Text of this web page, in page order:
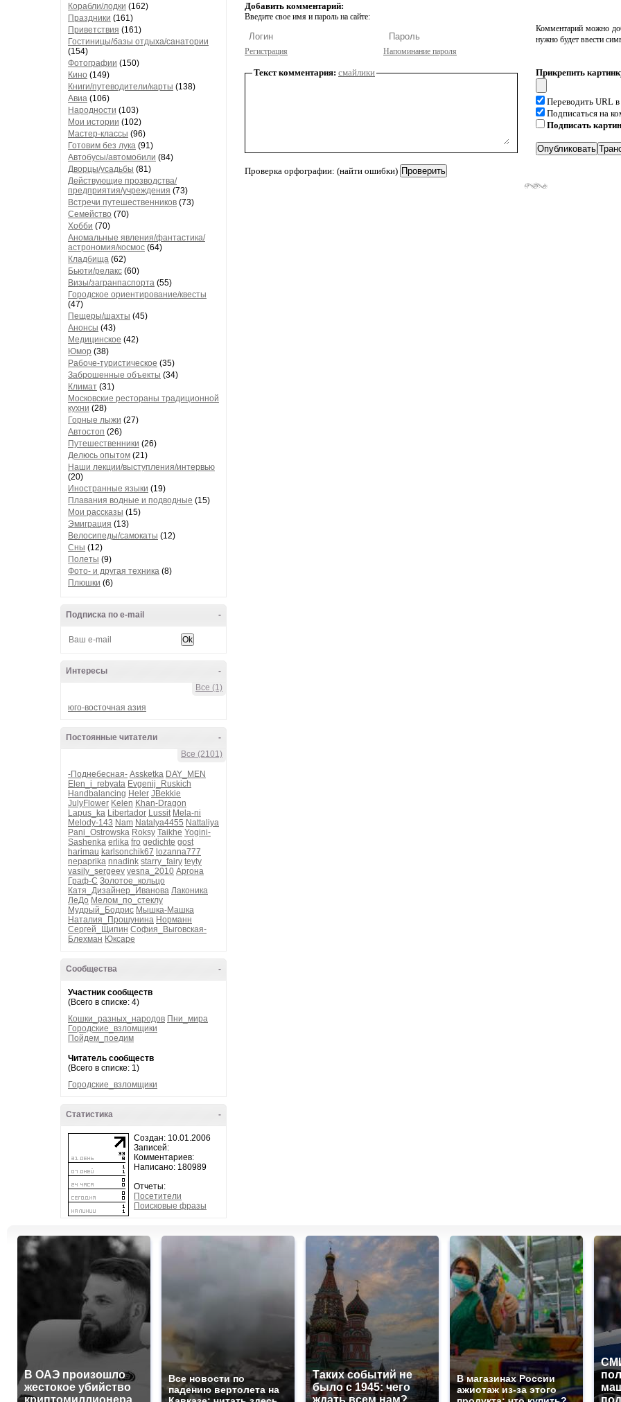
Корабли/лодки (162)
Праздники (161)
Приветствия (161)
Гостиницы/базы отдыха/санатории
(154)
Фотографии (150)
Кино (149)
Книги/путеводители/карты (138)
Авиа (106)
Народности (103)
Мои истории (102)
Мастер-классы (96)
Готовим без лука (91)
Автобусы/автомобили (84)
Дворцы/усадьбы (81)
Действующие прозводства/
предприятия/учреждения (73)
Встречи путешественников (73)
Семейство (70)
Хобби (70)
Аномальные явления/фантастика/
астрономия/космос (64)
Кладбища (62)
Бьюти/релакс (60)
Визы/загранпаспорта (55)
Городское ориентирование/квесты
(47)
Пещеры/шахты (45)
Анонсы (43)
Медицинское (42)
Юмор (38)
Рабоче-туристическое (35)
Заброшенные объекты (34)
Климат (31)
Московские рестораны традиционной
кухни (28)
Горные лыжи (27)
Автостоп (26)
Путешественники (26)
Делюсь опытом (21)
Наши лекции/выступления/интервью
(20)
Иностранные языки (19)
Плавания водные и подводные (15)
Мои рассказы (15)
Эмиграция (13)
Велосипеды/самокаты (12)
Сны (12)
Полеты (9)
Фото- и другая техника (8)
Плюшки (6)
-
Подписка по e-mail
-
Интересы
Все (1)
юго-восточная азия
-
Постоянные читатели
Все (2101)
-Поднебесная- Assketka DAY_MEN
Elen_i_rebyata Evgenij_Ruskich
Handbalancing Heler JBekkie
JulyFlower Kelen Khan-Dragon
Lapus_ka Libertador Lussit Mela-ni
Melody-143 Nam Natalya4455 Nattaliya
Pani_Ostrowska Roksy Taikhe Yogini-
Sashenka erlika fro gedichte gost
harimau karlsonchik67 lozanna777
nepaprika nnadink starry_fairy teyty
vasily_sergeev vesna_2010 Аргона
Граф-С Золотое_кольцо
Катя_Дизайнер_Иванова Лаконика
ЛеДо Мелом_по_стеклу
Мудрый_Бодрис Мышка-Машка
Наталия_Прошунина Норманн
Сергей_Щипин София_Выговская-
Блехман Юксаре
-
Сообщества
Участник сообществ
(Всего в списке: 4)
Кошки_разных_народов Пни_мира
Городские_взломщики
Пойдем_поедим
Читатель сообществ
(Всего в списке: 1)
Городские_взломщики
-
Статистика
Создан: 10.01.2006
Записей:
Комментариев:
Написано: 180989
Отчеты:
Посетители
Поисковые фразы
Добавить комментарий:
Введите свое имя и пароль на сайте:
Регистрация Напоминание пароля
Комментарий можно
нужно будет ввести
Текст комментария: смайлики
Проверка орфографии: (найти ошибки)
Прикрепить
Переводить URL
Подписаться на
Подписать
В ОАЭ произошло
жестокое убийство
криптомиллионера
Все новости по
падению вертолета на
Таких событий не
было с 1945: чего
ждать всем нам?
В магазинах России
ажиотаж из-за этого